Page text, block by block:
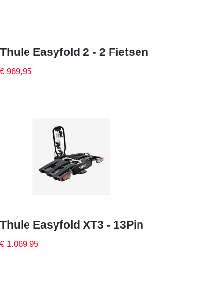
Thule Easyfold 2 - 2 Fietsen
€ 969,95
Thule Easyfold XT3 - 13Pin
€ 1.069,95